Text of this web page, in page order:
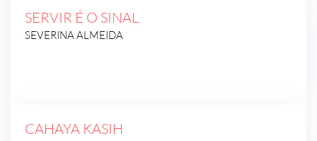
SERVIR É O SINAL
SEVERINA ALMEIDA
CAHAYA KASIH